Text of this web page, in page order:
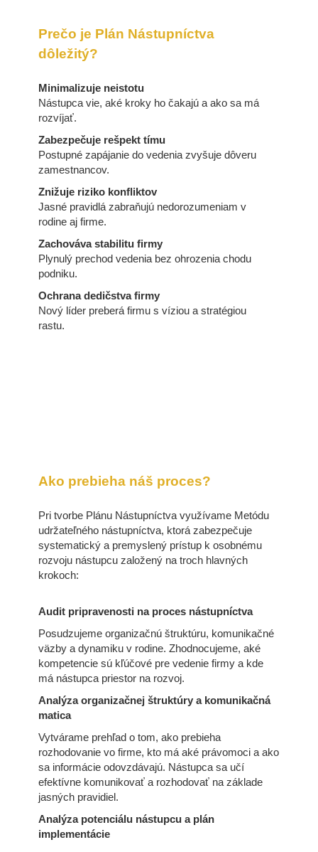
Prečo je Plán Nástupníctva
dôležitý?
Minimalizuje neistotu
Nástupca vie, aké kroky ho čakajú a ako sa má
rozvíjať.
Zabezpečuje rešpekt tímu
Postupné zapájanie do vedenia zvyšuje dôveru
zamestnancov.
Znižuje riziko konfliktov
Jasné pravidlá zabraňujú nedorozumeniam v
rodine aj firme.
Zachováva stabilitu firmy
Plynulý prechod vedenia bez ohrozenia chodu
podniku.
Ochrana dedičstva firmy
Nový líder preberá firmu s víziou a stratégiou
rastu.
Ako prebieha náš proces?
Pri tvorbe Plánu Nástupníctva využívame Metódu
udržateľného nástupníctva, ktorá zabezpečuje
systematický a premyslený prístup k osobnému
rozvoju nástupcu založený na troch hlavných
krokoch:
Audit pripravenosti na proces nástupníctva
Posudzujeme organizačnú štruktúru, komunikačné
väzby a dynamiku v rodine. Zhodnocujeme, aké
kompetencie sú kľúčové pre vedenie firmy a kde
má nástupca priestor na rozvoj.
Analýza organizačnej štruktúry a komunikačná
matica
Vytvárame prehľad o tom, ako prebieha
rozhodovanie vo firme, kto má aké právomoci a ako
sa informácie odovzdávajú. Nástupca sa učí
efektívne komunikovať a rozhodovať na základe
jasných pravidiel.
Analýza potenciálu nástupcu a plán
implementácie